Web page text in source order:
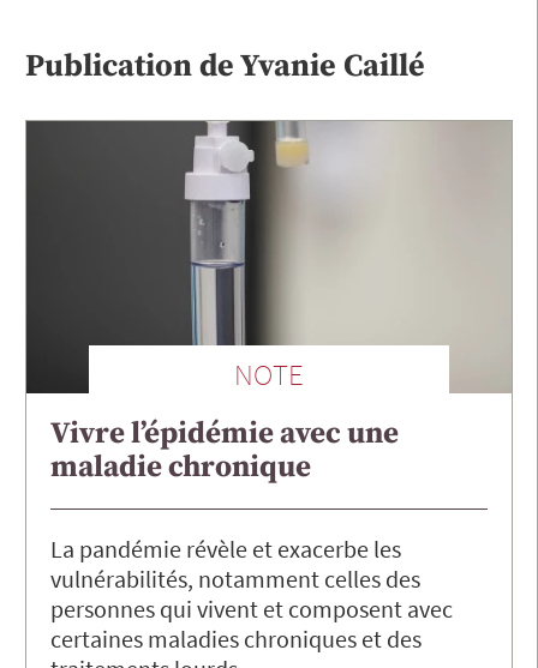
Publication deYvanie Caillé
NOTE
Vivre l’épidémie avec une
maladie chronique
La pandémie révèle et exacerbe les
vulnérabilités, notamment celles des
personnes qui vivent et composent avec
certaines maladies chroniques et des